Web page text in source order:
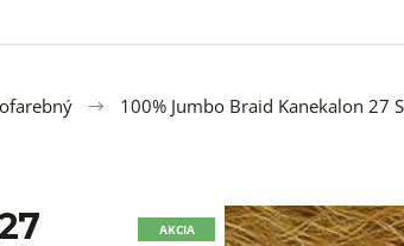
100% Jumbo Braid Kanekalon 27
AKCIA
PRIEHĽADNÉ 100% JUMBO